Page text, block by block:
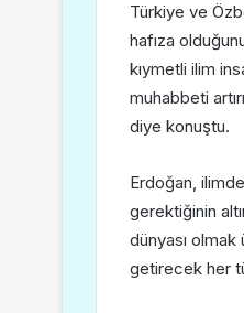
Türkiye ve
hafıza
kıymetli ilim
muhabbeti
diye konuştu.
Erdoğan,
gerektiğinin
dünyası olmak
getirecek her